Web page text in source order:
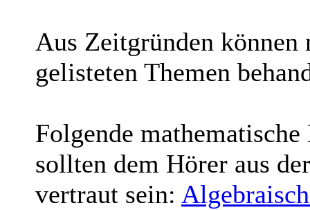
Aus Zeitgründen
gelisteten Themen
Folgende
sollten dem Hörer aus
vertraut sein: